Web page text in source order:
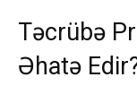
Təcrübə
Əhatə